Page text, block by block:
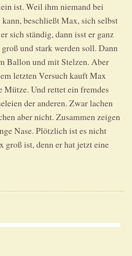
ist. Weil ihm niemand bei
beschließt Max, sich selbst
sich ständig, dann isst er ganz
und stark werden soll. Dann
Ballon und mit Stelzen. Aber
letzten Versuch kauft Max
Mütze. Und rettet ein fremdes
der anderen. Zwar lachen
aber nicht. Zusammen zeigen
Nase. Plötzlich ist es nicht
groß ist, denn er hat jetzt eine